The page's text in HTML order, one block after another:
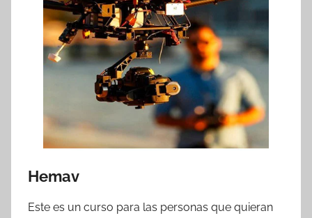
Hemav
Este es un curso para las personas que quieran